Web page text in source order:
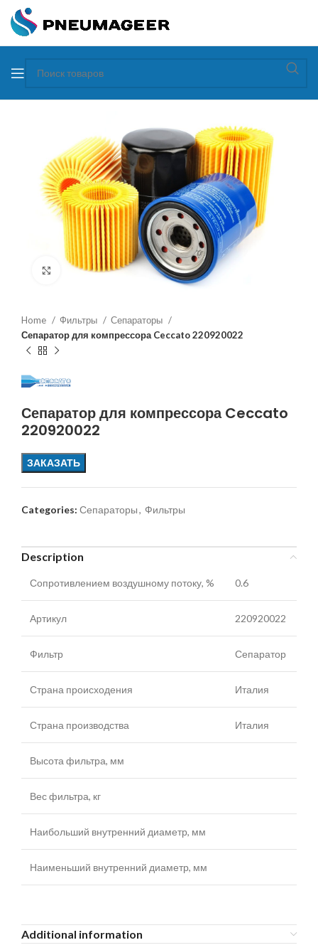
Увеличить
Home Фильтры
Сепараторы
Сепаратор для компрессора Ceccato 220920022
Сепаратор для компрессора Ceccato
220920022
ЗАКАЗАТЬ
Categories: Сепараторы, Фильтры
Description
Сопротивлением воздушному потоку, % 0.6
Артикул 220920022
Фильтр Сепаратор
Страна происходения Италия
Страна производства Италия
Высота фильтра, мм
Вес фильтра, кг
Наибольший внутренний диаметр, мм
Наименьший внутренний диаметр, мм
Additional information